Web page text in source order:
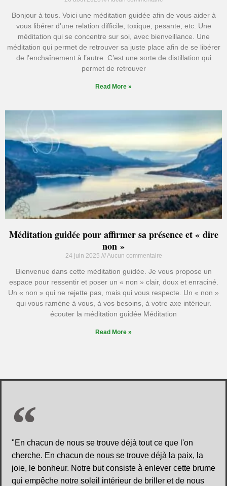
Bonjour à tous. Voici une méditation guidée afin de vous aider à
vous libérer d’une relation difficile, toxique, pesante, etc. Une
méditation qui se concentre sur soi, avec bienveillance. Une
méditation qui permet de retrouver sa juste place afin de se libérer
de l’enchaînement à l’autre. C’est une sorte de distillation qui
permet de retrouver
Read More »
Méditation guidée pour affirmer sa présence et « dire
non »
24 juin 2025 Aucun commentaire
Bienvenue dans cette méditation guidée. Je vous propose un
espace pour ressentir et poser un « non » clair, doux et enraciné.
Un « non » qui ne rejette pas, mais qui vous respecte. Un « non »
qui vous ramène à vous, à vos besoins, à votre axe intérieur.
écouter la méditation guidée Méditation
Read More »
"En chacun de nous se trouve déjà tout ce que l'on
cherche. En chacun de nous se trouve déjà la paix, la
joie, le bonheur. Notre but consiste à enlever cette brume
qui empêche notre soleil intérieur de briller et de nous